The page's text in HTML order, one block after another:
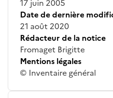
17 juin 2005
Date de dernière
21 août 2020
Rédacteur de la notice
Fromaget Brigitte
Mentions légales
© Inventaire général